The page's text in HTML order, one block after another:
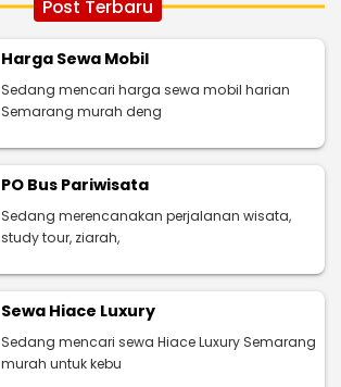
Post Terbaru
Harga Sewa Mobil
Sedang mencari harga sewa mobil harian
Semarang murah deng
PO Bus Pariwisata
Sedang merencanakan perjalanan wisata,
study tour, ziarah,
Sewa Hiace Luxury
Sedang mencari sewa Hiace Luxury Semarang
murah untuk kebu